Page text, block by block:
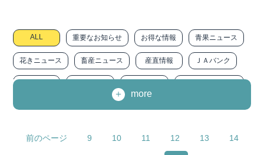
ALL 重要なお知らせ お得な情報 青果ニュース
花きニュース 畜産ニュース 産直情報 ＪＡバンク
more
前のページ 9 10 11 12 13 14